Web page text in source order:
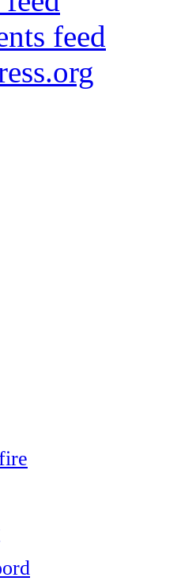
feed